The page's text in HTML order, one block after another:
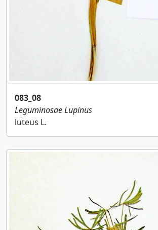
083_08
LeguminosaeLupinus
luteus L.